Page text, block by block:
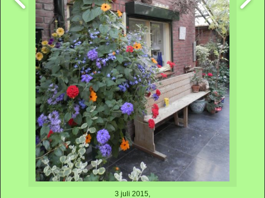
3 juli 2015,